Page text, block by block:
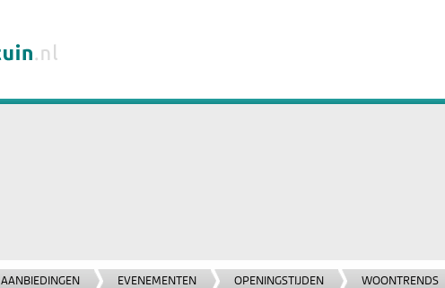
AANBIEDINGEN EVENEMENTEN OPENINGSTIJDEN WOONTRENDS